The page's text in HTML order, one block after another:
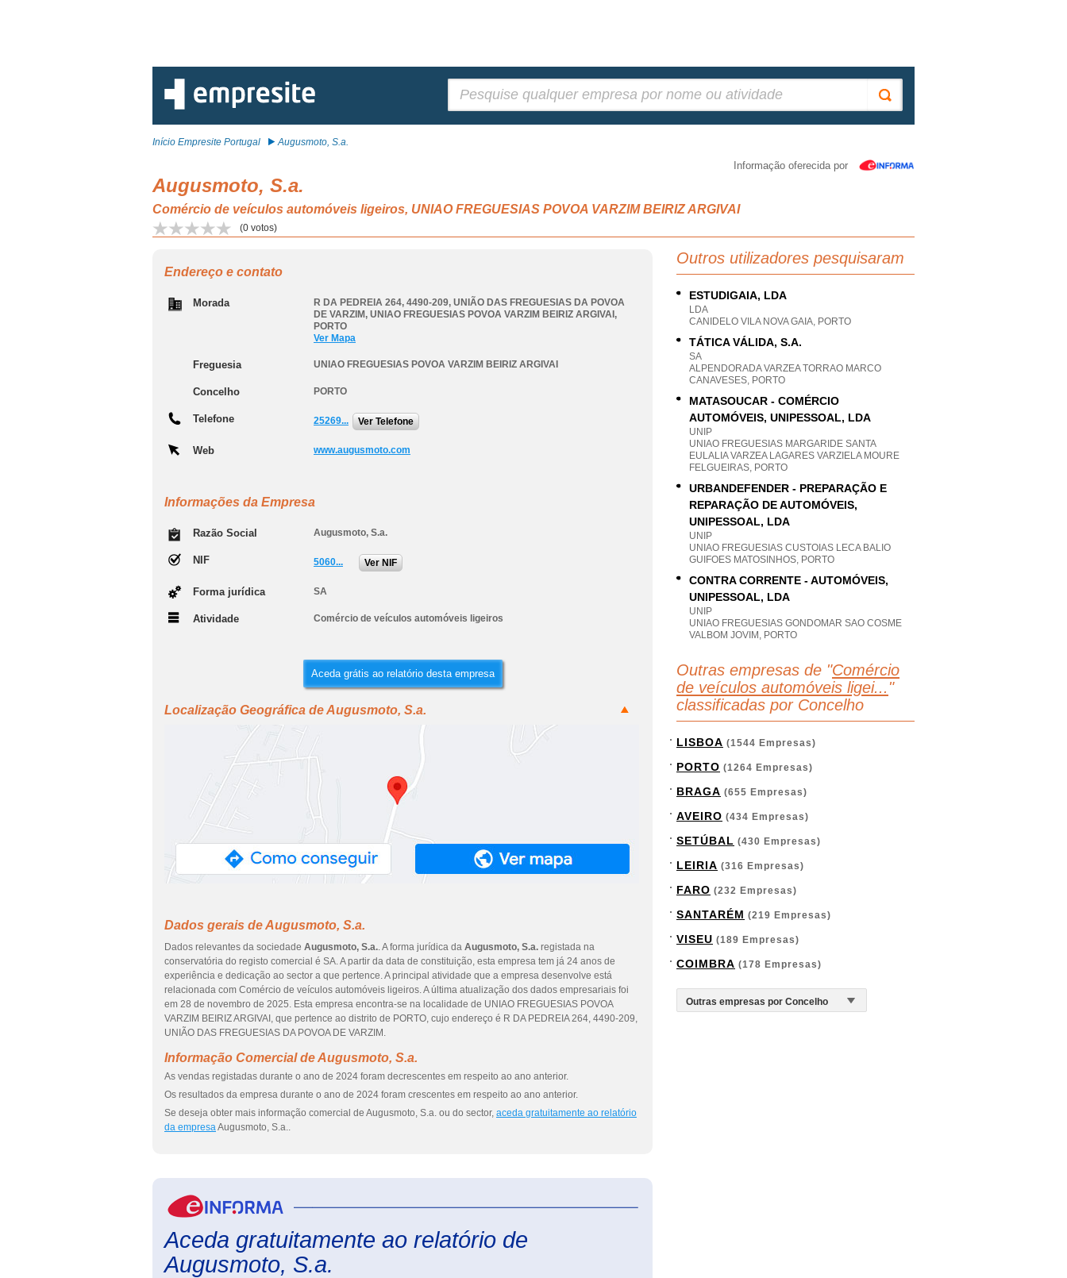
Início Empresite Portugal Augusmoto, S.a.
Informação oferecida por
Augusmoto, S.a.
Comércio de veículos automóveis ligeiros, UNIAO FREGUESIAS POVOA VARZIM BEIRIZ ARGIVAI
(0 votos)
Endereço e contato
Morada
R DA PEDREIA 264, 4490-209, UNIÃO DAS FREGUESIAS DA POVOA
DE VARZIM , UNIAO FREGUESIAS POVOA VARZIM BEIRIZ ARGIVAI ,
PORTO
Ver Mapa
Freguesia UNIAO FREGUESIAS POVOA VARZIM BEIRIZ ARGIVAI
Concelho PORTO
Telefone 25269... Ver Telefone
Web www.augusmoto.com
Informações da Empresa
Razão Social Augusmoto, S.a.
NIF 5060... Ver NIF
Forma jurídica SA
Atividade Comércio de veículos automóveis ligeiros
Aceda grátis ao relatório desta empresa
Localização Geográfica de Augusmoto, S.a.
Dados gerais de Augusmoto, S.a.
Dados relevantes da sociedade Augusmoto, S.a.. A forma jurídica da Augusmoto, S.a. registada na
conservatória do registo comercial é SA. A partir da data de constituição, esta empresa tem já 24 anos de
experiência e dedicação ao sector a que pertence. A principal atividade que a empresa desenvolve está
relacionada com Comércio de veículos automóveis ligeiros. A última atualização dos dados empresariais foi
em 28 de novembro de 2025. Esta empresa encontra-se na localidade de UNIAO FREGUESIAS POVOA
VARZIM BEIRIZ ARGIVAI, que pertence ao distrito de PORTO, cujo endereço é R DA PEDREIA 264, 4490-209,
UNIÃO DAS FREGUESIAS DA POVOA DE VARZIM.
Informação Comercial de Augusmoto, S.a.
As vendas registadas durante o ano de 2024 foram decrescentes em respeito ao ano anterior.
Os resultados da empresa durante o ano de 2024 foram crescentes em respeito ao ano anterior.
Se deseja obter mais informação comercial de Augusmoto, S.a. ou do sector, aceda gratuitamente ao relatório
da empresaAugusmoto, S.a..
Aceda gratuitamente ao relatório de
Augusmoto, S.a.
Outros utilizadores pesquisaram
ESTUDIGAIA, LDA
LDA
CANIDELO VILA NOVA GAIA, PORTO
TÁTICA VÁLIDA, S.A.
SA
ALPENDORADA VARZEA TORRAO MARCO
CANAVESES, PORTO
MATASOUCAR - COMÉRCIO
AUTOMÓVEIS, UNIPESSOAL, LDA
UNIP
UNIAO FREGUESIAS MARGARIDE SANTA
EULALIA VARZEA LAGARES VARZIELA MOURE
FELGUEIRAS, PORTO
URBANDEFENDER - PREPARAÇÃO E
REPARAÇÃO DE AUTOMÓVEIS,
UNIPESSOAL, LDA
UNIP
UNIAO FREGUESIAS CUSTOIAS LECA BALIO
GUIFOES MATOSINHOS, PORTO
CONTRA CORRENTE - AUTOMÓVEIS,
UNIPESSOAL, LDA
UNIP
UNIAO FREGUESIAS GONDOMAR SAO COSME
VALBOM JOVIM, PORTO
Outras empresas de "Comércio
de veículos automóveis ligei... "
classificadas por Concelho
LISBOA (1544 Empresas)
PORTO (1264 Empresas)
BRAGA (655 Empresas)
AVEIRO (434 Empresas)
SETÚBAL (430 Empresas)
LEIRIA (316 Empresas)
FARO (232 Empresas)
SANTARÉM (219 Empresas)
VISEU (189 Empresas)
COIMBRA (178 Empresas)